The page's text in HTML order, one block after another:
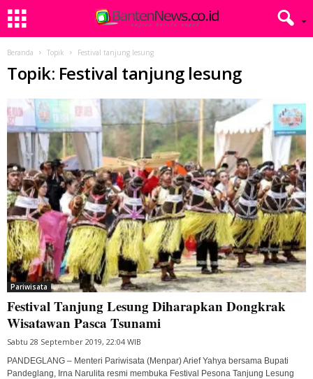
Beranda Topik Festival tanjung lesung
Topik: Festival tanjung lesung
Pariwisata
Festival Tanjung Lesung Diharapkan Dongkrak
Wisatawan Pasca Tsunami
Sabtu 28 September 2019, 22:04 WIB
PANDEGLANG – Menteri Pariwisata (Menpar) Arief Yahya bersama Bupati
Pandeglang, Irna Narulita resmi membuka Festival Pesona Tanjung Lesung